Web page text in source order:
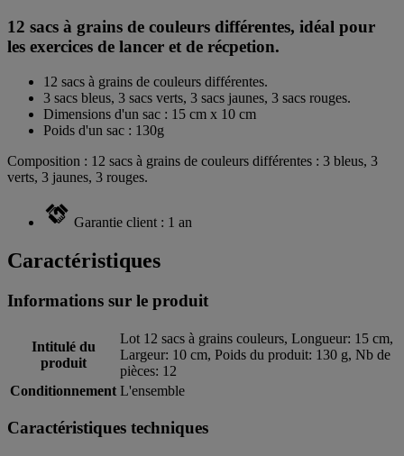
12 sacs à grains de couleurs différentes, idéal pour
les exercices de lancer et de récpetion.
12 sacs à grains de couleurs différentes.
3 sacs bleus, 3 sacs verts, 3 sacs jaunes, 3 sacs rouges.
Dimensions d'un sac : 15 cm x 10 cm
Poids d'un sac : 130g
Composition : 12 sacs à grains de couleurs différentes : 3 bleus, 3
verts, 3 jaunes, 3 rouges.
Garantie client : 1 an
Caractéristiques
Informations sur le produit
Intitulé du
produit
Lot 12 sacs à grains couleurs, Longueur: 15 cm,
Largeur: 10 cm, Poids du produit: 130 g, Nb de
pièces: 12
Conditionnement L'ensemble
Caractéristiques techniques